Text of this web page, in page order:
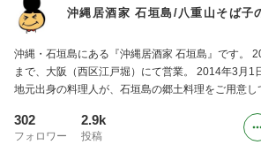
沖縄居酒家 石垣島/八重山そば子
沖縄・石垣島にある『沖縄居酒家 石垣島』です。
まで、大阪（西区江戸堀）にて営業。 2014年3月1
地元出身の料理人が、石垣島の郷土料理をご用意し
302
フォロワー
2.9k
投稿